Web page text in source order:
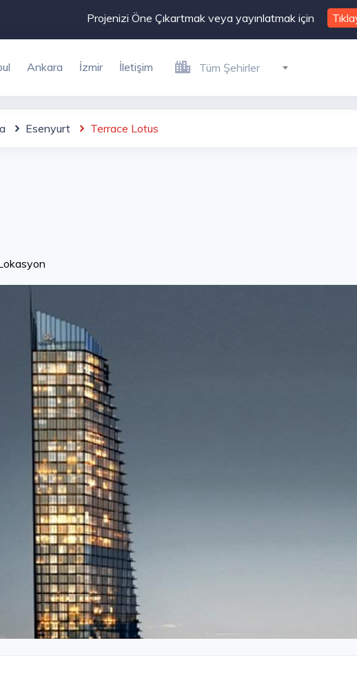
Projenizi Öne Çıkartmak veya yayınlatmak için
Ankara İzmir İletişim Tüm Şehirler
Esenyurt Terrace Lotus